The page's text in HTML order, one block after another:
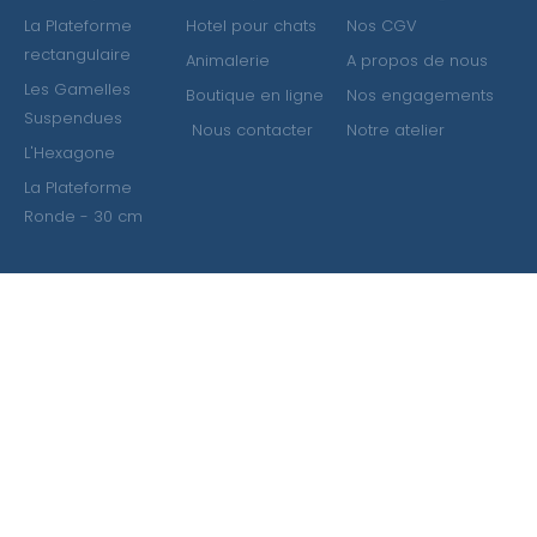
La Plateforme
rectangulaire
Les Gamelles
Suspendues
L'Hexagone
La Plateforme
Ronde - 30 cm
Hotel pour chats
Animalerie
Boutique en ligne
Nous contacter
Nos CGV
A propos de nous
Nos engagements
Notre atelier